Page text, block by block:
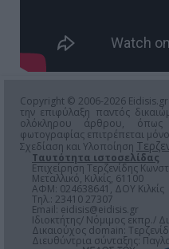
Copyright © 2006-2026 Eidisis.gr
την επιφύλαξη παντός
ολόκληρου άρθρου, όπως
φωτογραφίας επιτρέπεται
Σχεδίαση και Υλοποίηση
Ταυτότητα ιστοσελίδας
Επιχείρηση Τερζενίδης
Μεταλλικό, Κιλκίς, 61100
ΑΦΜ: 024638641, ΔΟΥ Κιλκίς
Τηλ.: 23410 27307
Email: eidisis@eidisis.gr
Ιδιοκτήτης/ Νόμιμος εκπρ./
Δικαιούχος domain:
Διευθύντρια σύνταξης: